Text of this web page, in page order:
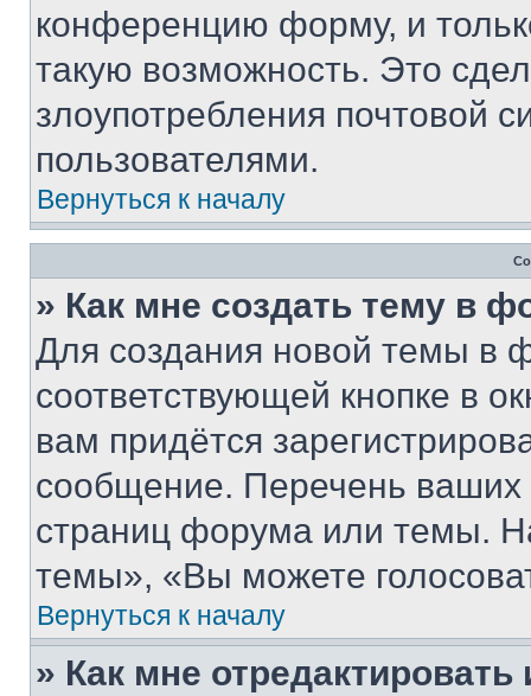
конференцию форму, и
такую возможность. Это
злоупотребления почтовой
пользователями.
Вернуться к началу
» Как мне создать тему в
Для создания новой темы в
соответствующей кнопке в
вам придётся
сообщение. Перечень ваших
страниц форума или темы.
темы», «Вы можете
Вернуться к началу
» Как мне